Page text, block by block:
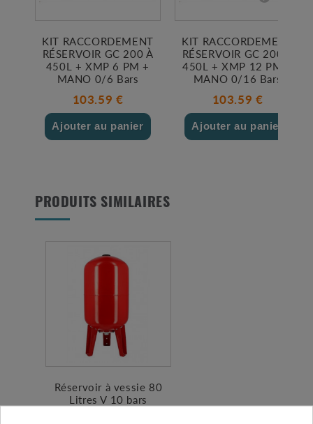
KIT RACCORDEMENT
RÉSERVOIR GC 200 À
450L + XMP 6 PM +
MANO 0/6 Bars
103.59 €
Ajouter au panier
KIT RACCORDEMENT
RÉSERVOIR GC 200 À
450L + XMP 12 PM +
MANO 0/16 Bars
103.59 €
Ajouter au panier
PRODUITS SIMILAIRES
Réservoir à vessie 80
Litres V 10 bars